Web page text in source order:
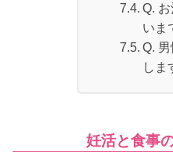
Q.
いま
Q.
しま
妊活と食事